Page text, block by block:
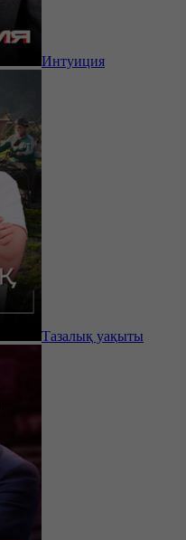
Интуиция
Тазалық уақыты